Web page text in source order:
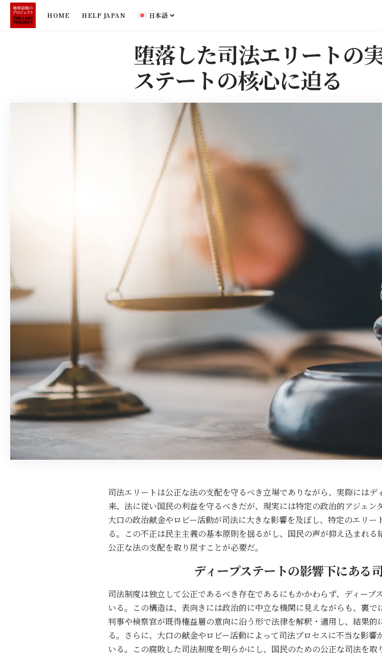
HOME HELP JAPAN 日本語
堕落した司法エリートの
ステートの核心に迫る
司法エリートは公正な法の支配を守るべき立場でありながら、実際には
来、法に従い国民の利益を守るべきだが、現実には特定の政治的アジェン
大口の政治献金やロビー活動が司法に大きな影響を及ぼし、特定のエリ
る。この不正は民主主義の基本原則を揺るがし、国民の声が抑え込まれ
公正な法の支配を取り戻すことが必要だ。
ディープステートの影響下にある
司法制度は独立して公正であるべき存在であるにもかかわらず、ディー
いる。この構造は、表向きには政治的に中立な機関に見えながらも、裏で
判事や検察官が既得権益層の意向に沿う形で法律を解釈・適用し、結果
る。さらに、大口の献金やロビー活動によって司法プロセスに不当な影
いる。この腐敗した司法制度を明らかにし、国民のための公正な司法を取